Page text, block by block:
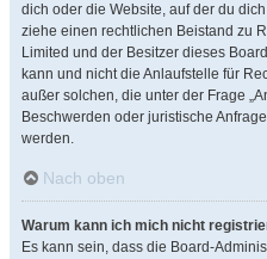
dich oder die Website, auf der du
ziehe einen rechtlichen Beistand zu
Limited und der Besitzer dieses
kann und nicht die Anlaufstelle für
außer solchen, die unter der Frage
Beschwerden oder juristische
werden.
Nach oben
Warum kann ich mich nicht
Es kann sein, dass die Board-